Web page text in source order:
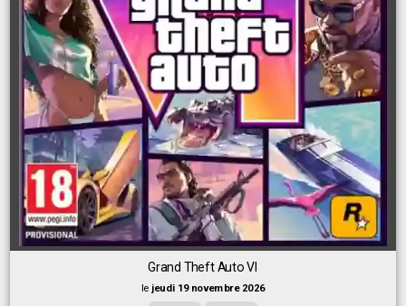
Grand Theft Auto VI
le jeudi 19 novembre 2026